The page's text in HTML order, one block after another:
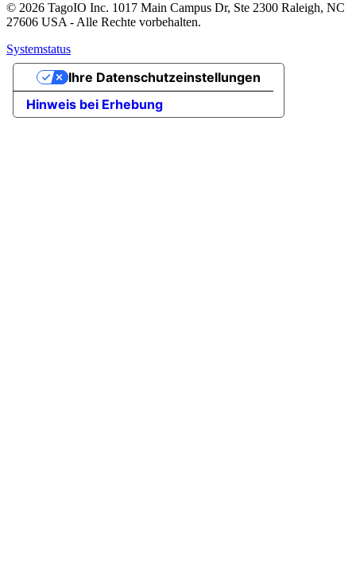
© 2026 TagoIO Inc. 1017 Main Campus Dr, Ste 2300 Raleigh, NC
27606 USA - Alle Rechte vorbehalten.
Systemstatus
Hinweis bei Erhebung
Ihre Datenschutzeinstellungen